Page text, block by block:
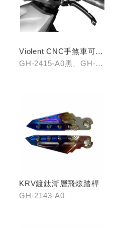
Violent CNC手煞車可調
拉桿(黑/銀/鈦)
GH-2415-A0黑、GH-
KRV鍍鈦漸層飛炫踏桿
GH-2143-A0